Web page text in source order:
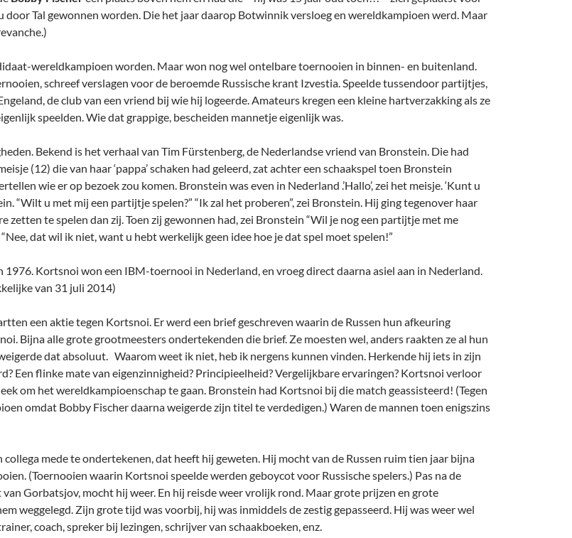
Tal gewonnen worden. Die het jaar daarop Botwinnik versloeg en wereldkampioen werd. Maar
wereldkampioen worden. Maar won nog wel ontelbare toernooien in binnen- en buitenland.
schreef verslagen voor de beroemde Russische krant Izvestia. Speelde tussendoor partijtjes,
de club van een vriend bij wie hij logeerde. Amateurs kregen een kleine hartverzakking als ze
speelden. Wie dat grappige, bescheiden mannetje eigenlijk was.
Bekend is het verhaal van Tim Fürstenberg, de Nederlandse vriend van Bronstein. Die had
(12) die van haar ‘pappa’ schaken had geleerd, zat achter een schaakspel toen Bronstein
wie er op bezoek zou komen. Bronstein was even in Nederland .’Hallo’, zei het meisje. ‘Kunt u
“Wilt u met mij een partijtje spelen?” “Ik zal het proberen”, zei Bronstein. Hij ging tegenover haar
zetten te spelen dan zij. Toen zij gewonnen had, zei Bronstein “Wil je nog een partijtje met me
dat wil ik niet, want u hebt werkelijk geen idee hoe je dat spel moet spelen!”
1976. Kortsnoi won een IBM-toernooi in Nederland, en vroeg direct daarna asiel aan in Nederland.
van 31 juli 2014)
een aktie tegen Kortsnoi. Er werd een brief geschreven waarin de Russen hun afkeuring
Bijna alle grote grootmeesters ondertekenden die brief. Ze moesten wel, anders raakten ze al hun
dat absoluut. Waarom weet ik niet, heb ik nergens kunnen vinden. Herkende hij iets in zijn
Een flinke mate van eigenzinnigheid? Principieelheid? Vergelijkbare ervaringen? Kortsnoi verloor
om het wereldkampioenschap te gaan. Bronstein had Kortsnoi bij die match geassisteerd! (Tegen
omdat Bobby Fischer daarna weigerde zijn titel te verdedigen.) Waren de mannen toen enigszins
mede te ondertekenen, dat heeft hij geweten. Hij mocht van de Russen ruim tien jaar bijna
(Toernooien waarin Kortsnoi speelde werden geboycot voor Russische spelers.) Pas na de
Gorbatsjov, mocht hij weer. En hij reisde weer vrolijk rond. Maar grote prijzen en grote
weggelegd. Zijn grote tijd was voorbij, hij was inmiddels de zestig gepasseerd. Hij was weer wel
coach, spreker bij lezingen, schrijver van schaakboeken, enz.